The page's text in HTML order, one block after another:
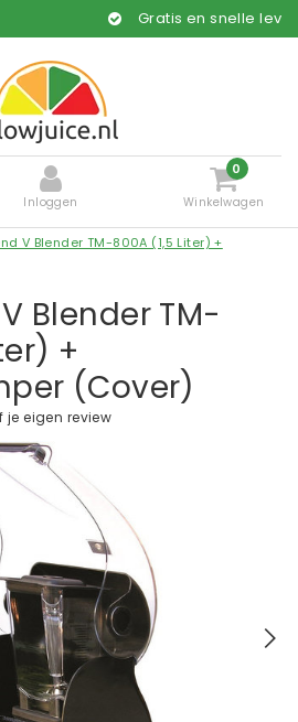
Gratis en snelle levering*
Inloggen
0
Winkelwagen
V Blender TM-800A (1,5 Liter) +
Blender TM-
+
(Cover)
je eigen review